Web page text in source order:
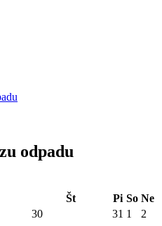
odpadu
Št Pi So Ne
30 31 1
2